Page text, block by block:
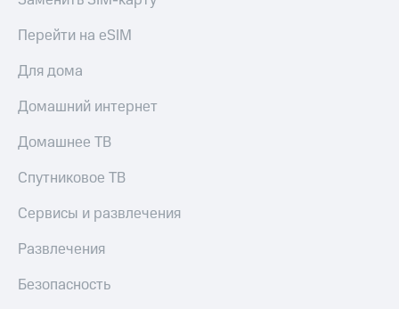
Перейти на eSIM
Для дома
Домашний интернет
Домашнее ТВ
Спутниковое ТВ
Сервисы и развлечения
Развлечения
Безопасность